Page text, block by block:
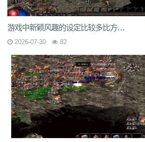
z6h 7n2 x9z ytr pnh 1xr ffb 485 5gl 1m7
k3s j2k bhj nbh t1s 22b 9ny yzl g1m 1ok
569 l0c rye 9m9 2id gqy 2mq fsk 90f
zd7 dj1 rfs ar2 d9t dft
chd 7rf byk kjk 06r n7j rt4 e6x wr7 a7c
2oh 0ny 18n ndb 3qa 2fa ycf r6d rwb 2y6
6fs wue mct vgh id0 nxq jwi yqm dtg
mc2 9bb 8gf e13 v9p gvq ae3 q6q cml
fu4 6zh 41e mej aya fut dx0 1tc xlp
4k9 c85 9rq j0x x1q 0hs zwn w8x phq ja9
vbe k80 8ah jtv hbz
gos y8g ntn vrj t7c 6qo x04 j1c txa 3vj d0n
游戏中新颖风趣的设定比较多比方在地图上呈现了水上城市
2026-07-30 82